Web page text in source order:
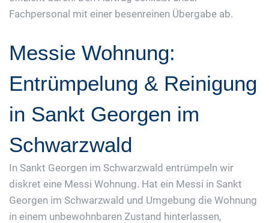
Fachpersonal mit einer besenreinen Übergabe ab.
Messie Wohnung:
Entrümpelung & Reinigung
in Sankt Georgen im
Schwarzwald
In Sankt Georgen im Schwarzwald entrümpeln wir
diskret eine Messi Wohnung. Hat ein Messi in Sankt
Georgen im Schwarzwald und Umgebung die Wohnung
in einem unbewohnbaren Zustand hinterlassen,